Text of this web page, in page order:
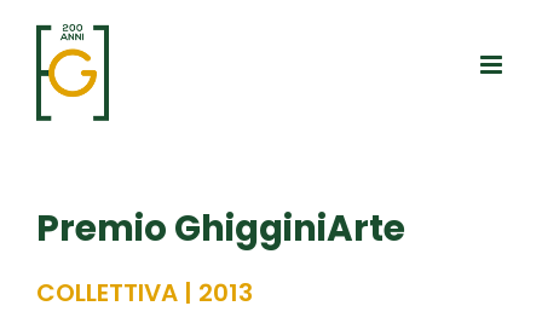
contenuto
Premio GhigginiArte
COLLETTIVA | 2013